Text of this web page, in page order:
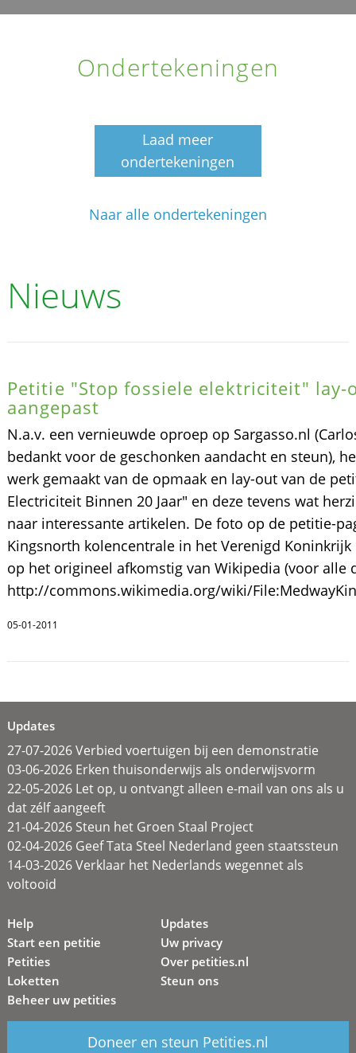
Ondertekeningen
Laad meer
ondertekeningen
Naar alle ondertekeningen
Nieuws
Petitie "Stop fossiele elektriciteit" lay-
aangepast
N.a.v. een vernieuwde oproep op Sargasso.nl
bedankt voor de geschonken aandacht en steun),
werk gemaakt van de opmaak en lay-out van de
Electriciteit Binnen 20 Jaar" en deze tevens wat
naar interessante artikelen. De foto op de petitie-
Kingsnorth kolencentrale in het Verenigd Koninkrijk
op het origineel afkomstig van Wikipedia (voor alle
http://commons.wikimedia.org/wiki/
05-01-2011
Updates
27-07-2026 Verbied voertuigen bij een demonstratie
03-06-2026 Erken thuisonderwijs als onderwijsvorm
22-05-2026 Let op, u ontvangt alleen e-mail van ons als u
dat zélf aangeeft
21-04-2026 Steun het Groen Staal Project
02-04-2026 Geef Tata Steel Nederland geen staatssteun
14-03-2026 Verklaar het Nederlands wegennet als
voltooid
Help
Start een petitie
Petities
Loketten
Beheer uw petities
Updates
Uw privacy
Over petities.nl
Steun ons
Doneer en steun Petities.nl